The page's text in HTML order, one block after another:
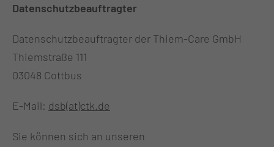
Datenschutzbeauftragter
Datenschutzbeauftragter der Thiem-Care GmbH
Thiemstraße 111
03048 Cottbus
E-Mail: dsb(at)ctk.de
Sie können sich an unseren